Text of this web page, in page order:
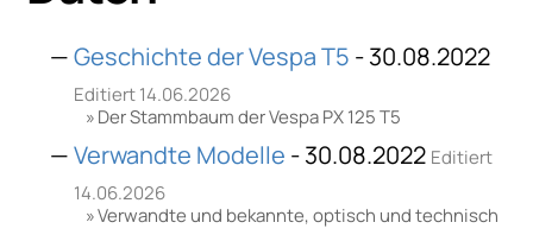
Geschichte der Vespa T5 - 30.08.2022
Editiert 14.06.2026
Der Stammbaum der Vespa PX 125 T5
Verwandte Modelle - 30.08.2022 Editiert
14.06.2026
Verwandte und bekannte, optisch und technisch